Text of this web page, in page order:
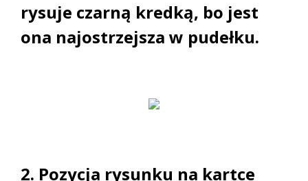
rysuje czarną kredką, bo jest
ona najostrzejsza w pudełku.
2. Pozycja rysunku na kartce